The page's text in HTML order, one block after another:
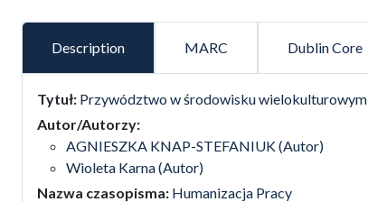
Description MARC Dublin Core
false
Tytuł: Przywództwo w środowisku wielokulturowym
Autor/Autorzy:
AGNIESZKA KNAP-STEFANIUK (Autor)
Wioleta Karna (Autor)
Nazwa czasopisma: Humanizacja Pracy